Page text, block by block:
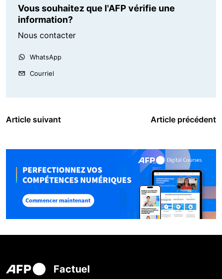
Vous souhaitez que l'AFP vérifie une
information?
Nous contacter
WhatsApp
Courriel
Article suivant Article précédent
Factuel